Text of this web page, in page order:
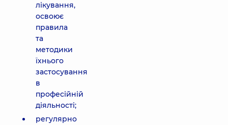
лікування,
освоює
правила
та
методики
їхнього
застосування
в
професійній
діяльності;
регулярно